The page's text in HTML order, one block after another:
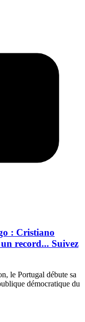
: Cristiano
record... Suivez
le Portugal débute sa
démocratique du